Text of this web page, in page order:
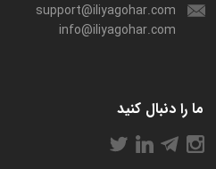
support@iliyagohar.com
info@iliyagohar.com
ما را دنبال کنید